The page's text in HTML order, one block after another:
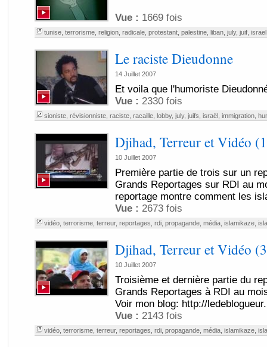
Vue : 1669 fois
tunise, terrorisme, religion, radicale, protestant, palestine, liban, july, juif, israel
Le raciste Dieudonne
14 Juillet 2007
Et voila que l'humoriste
Vue : 2330 fois
sioniste, révisionniste, raciste, racaille, lobby, july, juifs israël, immigration,
Djihad, Terreur et Vidéo
10 Juillet 2007
Première partie de trois sur un
Grands Reportages sur RDI au
reportage montre comment les
Vue : 2673 fois
vidéo, terrorisme, terreur, reportages rdi, propagande, média, islamikaze,
Djihad, Terreur et Vidéo
10 Juillet 2007
Troisième et dernière partie du
Grands Reportages à RDI au
Voir mon blog: http://
Vue : 2143 fois
vidéo, terrorisme, terreur, reportages rdi, propagande, média, islamikaze,